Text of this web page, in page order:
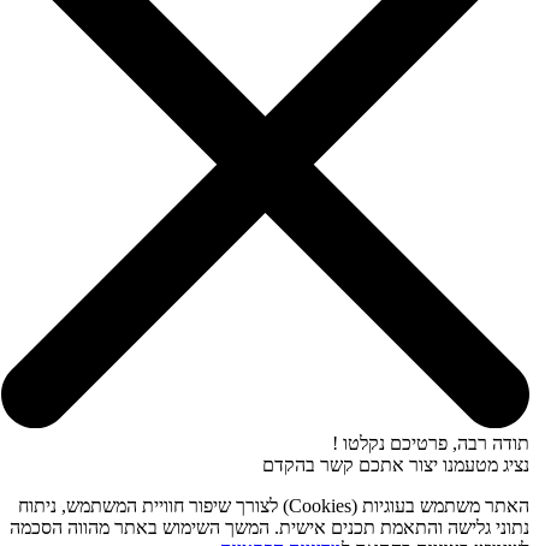
תודה רבה, פרטיכם נקלטו !
נציג מטעמנו יצור אתכם קשר בהקדם
האתר משתמש בעוגיות (Cookies) לצורך שיפור חוויית המשתמש, ניתוח
נתוני גלישה והתאמת תכנים אישית. המשך השימוש באתר מהווה הסכמה